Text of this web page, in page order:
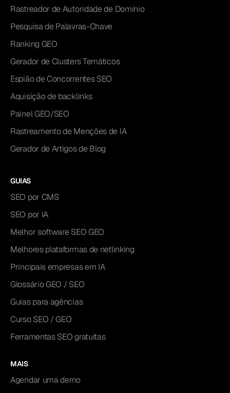
Rastreador de Autoridade de Domínio
Pesquisa de Palavras-Chave
Ranking GEO
Gerador de Clusters Temáticos
Espião de Concorrentes SEO
Aquisição de backlinks
Painel GEO/SEO
Rastreamento de Menções de IA
Gerador de Artigos de Blog
GUIAS
SEO por CMS
SEO por IA
Melhor software SEO GEO
Melhores plataformas de netlinking
Principais empresas em IA
Glossário GEO / SEO
Guias para agências
Curso SEO / GEO
Ferramentas SEO gratuitas
MAIS
Agendar uma demo